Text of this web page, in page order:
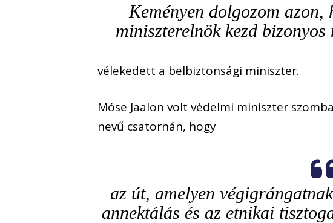
Keményen dolgozom azon,
miniszterelnök kezd
vélekedett a belbiztonsági miniszter.
Móse Jaalon volt védelmi miniszter
nevű csatornán, hogy
az út, amelyen
annektálás és az etnikai